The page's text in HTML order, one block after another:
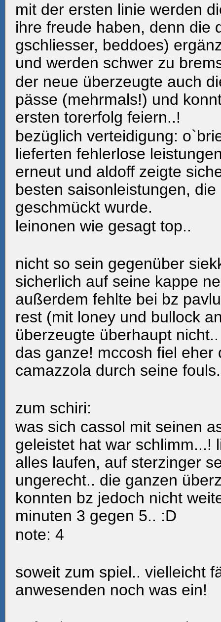
mit der ersten linie werden
ihre freude haben, denn die
gschliesser, beddoes)
und werden schwer zu
der neue überzeugte auch
pässe (mehrmals!) und
ersten torerfolg feiern..!
bezüglich verteidigung:
lieferten fehlerlose
erneut und aldoff zeigte
besten saisonleistungen,
geschmückt wurde.
leinonen wie gesagt top..
nicht so sein gegenüber
sicherlich auf seine kappe
außerdem fehlte bei bz
rest (mit loney und bullock
überzeugte überhaupt
das ganze! mccosh fiel eher
camazzola durch seine
zum schiri:
was sich cassol mit seinen
geleistet hat war schlimm...!
alles laufen, auf sterzinger
ungerecht.. die ganzen
konnten bz jedoch nicht
minuten 3 gegen 5.. :D
note: 4
soweit zum spiel.. vielleicht
anwesenden noch was ein!